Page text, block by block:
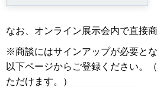
なお、オンライン展示会内で直接
※商談にはサインアップが必要とな
以下ページからご登録ください。
ただけます。）